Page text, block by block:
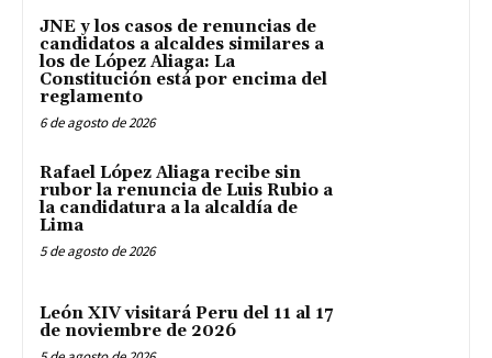
JNE y los casos de renuncias de
candidatos a alcaldes similares a
los de López Aliaga: La
Constitución está por encima del
reglamento
6 de agosto de 2026
Rafael López Aliaga recibe sin
rubor la renuncia de Luis Rubio a
la candidatura a la alcaldía de
Lima
5 de agosto de 2026
León XIV visitará Peru del 11 al 17
de noviembre de 2026